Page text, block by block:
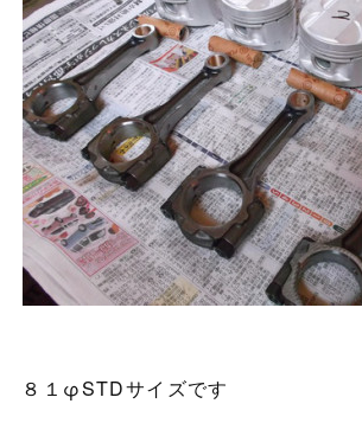
８１φSTDサイズです